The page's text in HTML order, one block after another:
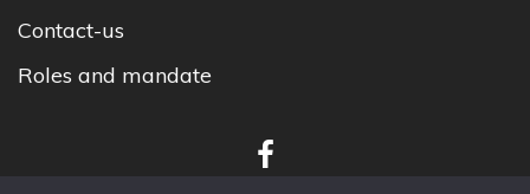
Contact-us
Roles and mandate